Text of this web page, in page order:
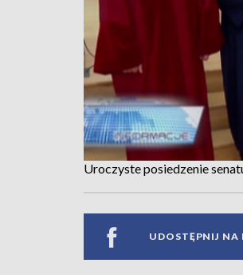
Uroczyste posiedzenie
UDOSTĘPNIJ NA